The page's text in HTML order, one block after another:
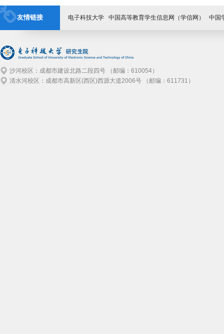
友情链接 电子科技大学 中国高等教育学生信息网（学信网） 中国
沙河校区：成都市建设北路二段四号 （邮编：610054）
清水河校区：成都市高新区(西区)西源大道2006号 （邮编：611731）